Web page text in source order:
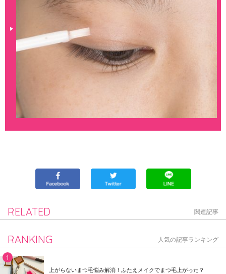
RELATED 関連記事
RANKING 人気の記事ランキング
上がらないまつ毛悩み解消！ふたえメイクでまつ毛上がった？